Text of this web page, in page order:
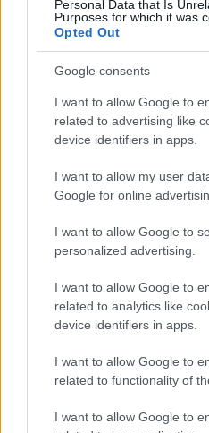
Personal Data that Is
Purposes for which it was
Opted Out
Google consents
I want to allow Google to
related to advertising like
device identifiers in apps.
I want to allow my user
Google for online
I want to allow Google to
personalized advertising.
I want to allow Google to
related to analytics like
device identifiers in apps.
I want to allow Google to
related to functionality of
I want to allow Google to
SofaScore-Puntuaciones:
web
UCHE